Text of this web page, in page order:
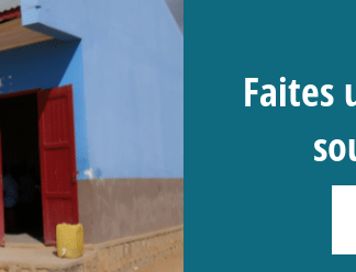
Faites